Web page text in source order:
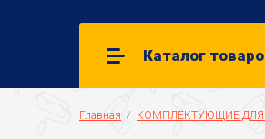
Каталог
Главная
  /
КОМПЛЕКТУЮЩИЕ ДЛЯ